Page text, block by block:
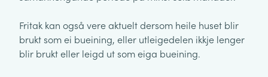
Fritak kan også vere aktuelt dersom heile huset blir
brukt som ei bueining, eller utleigedelen ikkje lenger
blir brukt eller leigd ut som eiga bueining.